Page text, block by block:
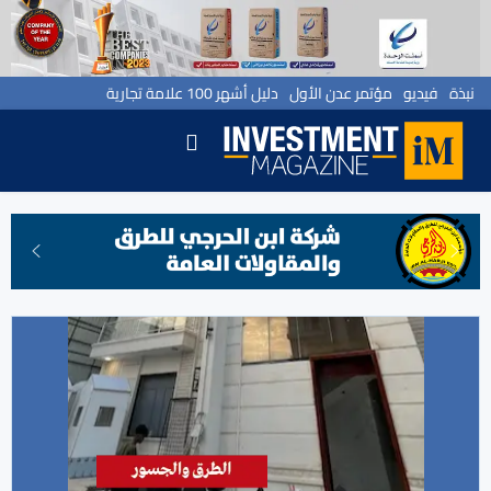
نبذة فيديو مؤتمر عدن الأول دليل أشهر 100 علامة تجارية